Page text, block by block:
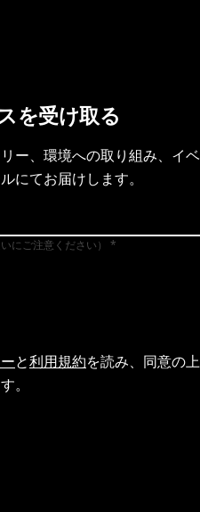
を受け取る
ー、環境への取り組み、イベ
にてお届けします。
にご注意ください）
と利用規約を読み、同意の上
。